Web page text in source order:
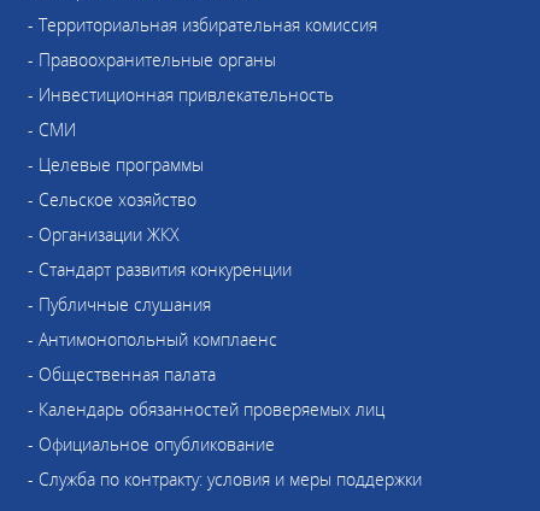
- Территориальная избирательная комиссия
- Правоохранительные органы
- Инвестиционная привлекательность
- СМИ
- Целевые программы
- Сельское хозяйство
- Организации ЖКХ
- Стандарт развития конкуренции
- Публичные слушания
- Антимонопольный комплаенс
- Общественная палата
- Календарь обязанностей проверяемых лиц
- Официальное опубликование
- Служба по контракту: условия и меры поддержки